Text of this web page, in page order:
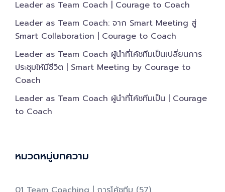
Leader as Team Coach | Courage to Coach
Leader as Team Coach: จาก Smart Meeting สู่
Smart Collaboration | Courage to Coach
Leader as Team Coach ผู้นำที่โค้ชทีมเป็นเปลี่ยนการ
ประชุมให้มีชีวิต | Smart Meeting by Courage to
Coach
Leader as Team Coach ผู้นำที่โค้ชทีมเป็น | Courage
to Coach
หมวดหมู่บทความ